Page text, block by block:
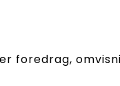
foredrag,